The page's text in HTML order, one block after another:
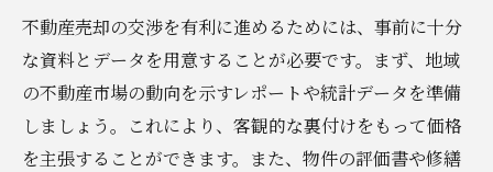
不動産売却の交渉を有利に進めるためには、事前に十分
な資料とデータを用意することが必要です。まず、地域
の不動産市場の動向を示すレポートや統計データを準備
しましょう。これにより、客観的な裏付けをもって価格
を主張することができます。また、物件の評価書や修繕